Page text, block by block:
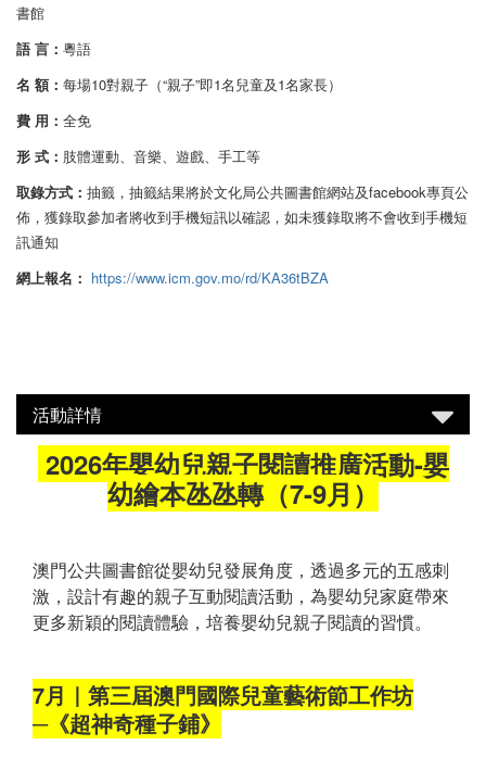
書館
語 言： 粵語
名 額： 每場10對親子（“親子”即1名兒童及1名家長）
費 用： 全免
形 式： 肢體運動、音樂、遊戲、手工等
取錄方式： 抽籤，抽籤結果將於文化局公共圖書館網站及facebook專頁公
佈，獲錄取參加者將收到手機短訊以確認，如未獲錄取將不會收到手機短
訊通知
網上報名： https://www.icm.gov.mo/rd/KA36tBZA
活動詳情
2026年嬰幼兒親子閱讀推廣活動-嬰
幼繪本氹氹轉（7-9月）
澳門公共圖書館從嬰幼兒發展角度，透過多元的五感刺
激，設計有趣的親子互動閱讀活動，為嬰幼兒家庭帶來
更多新穎的閱讀體驗，培養嬰幼兒親子閱讀的習慣。
7月｜第三屆澳門國際兒童藝術節工作坊
─《超神奇種子鋪》